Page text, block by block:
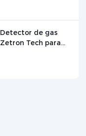
Detector de gas
Zetron Tech para